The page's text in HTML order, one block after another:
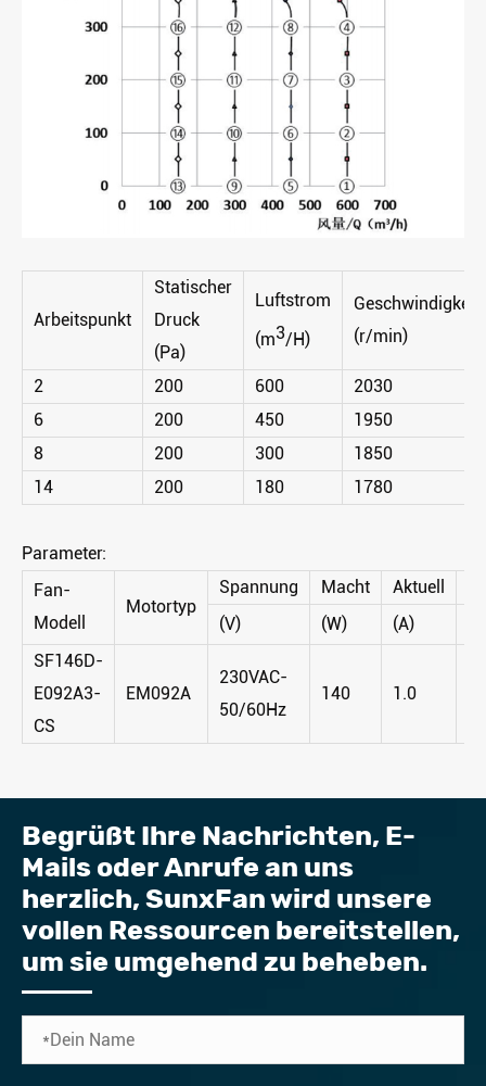
Arbeitspunkt
Statischer
Druck
(Pa)
Luftstrom
(m3/H)
Geschwindigkeit
(r/min)
2 200 600
2030
6
200 450
1950
8
200 300
1850
14
200 180 1780
Parameter:
Fan-
Modell
Motortyp
Spannung Macht Aktuell
(V)
(W) (A)
SF146D-
E092A3-
CS
EM092A
230VAC-
50/60Hz
140 1.0
Begrüßt Ihre Nachrichten, E-
Mails oder Anrufe an uns
herzlich, SunxFan wird unsere
vollen Ressourcen bereitstellen,
um sie umgehend zu beheben.